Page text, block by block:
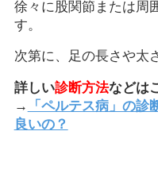
徐々に股関節または周
す。
次第に、足の長さや太
詳しい診断方法などは
→
「ペルテス病」の
良いの？